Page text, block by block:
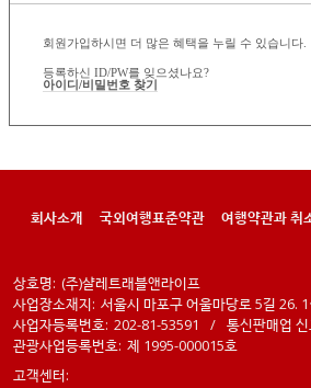
회원가입하시면 더 많은 혜택을 누릴 수 있습니다.
등록하신 ID/PW를 잊으셨나요?
아이디/비밀번호 찾기
회사소개 국외여행표준약관 여행약관과 취
상호명: (주)샬레트래블앤라이프
사업장소재지: 서울시 마포구 어울마당로 5길 26.
사업자등록번호: 202-81-53591 / 통신판매업
관광사업등록번호: 제 1995-000015호
고객센터: